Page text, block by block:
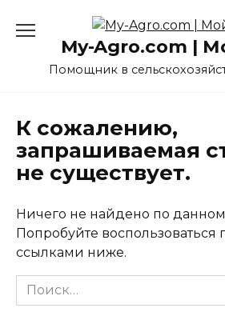
содержаниюMy-Agro.com |
Помощник в
К сожалению,
запрашиваемая
не существует.
Ничего не найдено по
Попробуйте воспользоваться
ссылками ниже.
Search
for: